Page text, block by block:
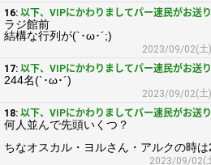
16: 以下、VIPにかわりましてパー速民がお送
ラジ館前
結構な行列が(`･ω･´;)
2023/09/02(土
17: 以下、VIPにかわりましてパー速民がお送
244名(`･ω･´)
2023/09/02(土
18: 以下、VIPにかわりましてパー速民がお送
何人並んで先頭いくつ？
ちなオスカル・ヨルさん・アルクの時は
2023/09/02(